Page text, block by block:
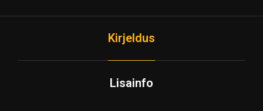
Kirjeldus
Lisainfo